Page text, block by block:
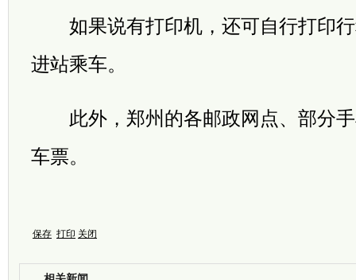
如果说有打印机，还可自行打印行
进站乘车。
此外，郑州的各邮政网点、部分手
车票。
保存 打印 关闭